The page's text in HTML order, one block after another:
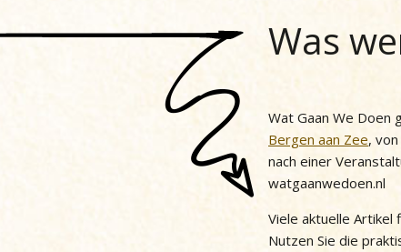
Was
Wat Gaan We Doen
Bergen aan Zee, von
nach einer
watgaanwedoen.nl
Viele aktuelle Artikel
Nutzen Sie die